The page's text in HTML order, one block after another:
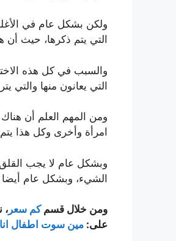
التي يتم ذكرها، حيث أن
والسبب في كل هذه
التي يعانون منها والتي
ومن المهم العلم أن هناك
امرأة وأخرى وكل هذا
وبشكل عام لا يجب القلق
الشيء، وبشكل عام
ومن خلال قسمكم سعر ،
على: مين سوت اطفال